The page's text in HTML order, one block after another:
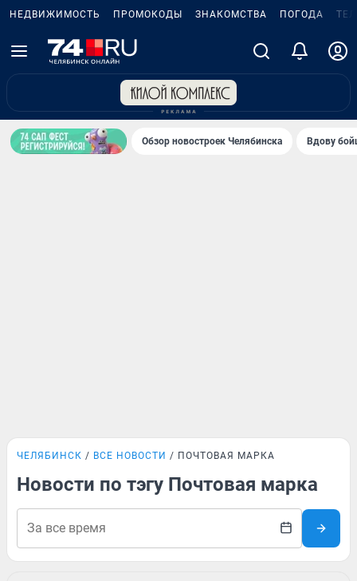
НЕДВИЖИМОСТЬ ПРОМОКОДЫ ЗНАКОМСТВА ПОГОДА
Обзор новостроек Челябинска Вдову
ЧЕЛЯБИНСК ВСЕ НОВОСТИ ПОЧТОВАЯ МАРКА
Новости по тэгу Почтовая марка